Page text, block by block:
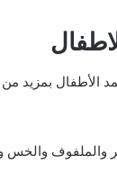
الأطفال بمزيد من
والملفوف والخس